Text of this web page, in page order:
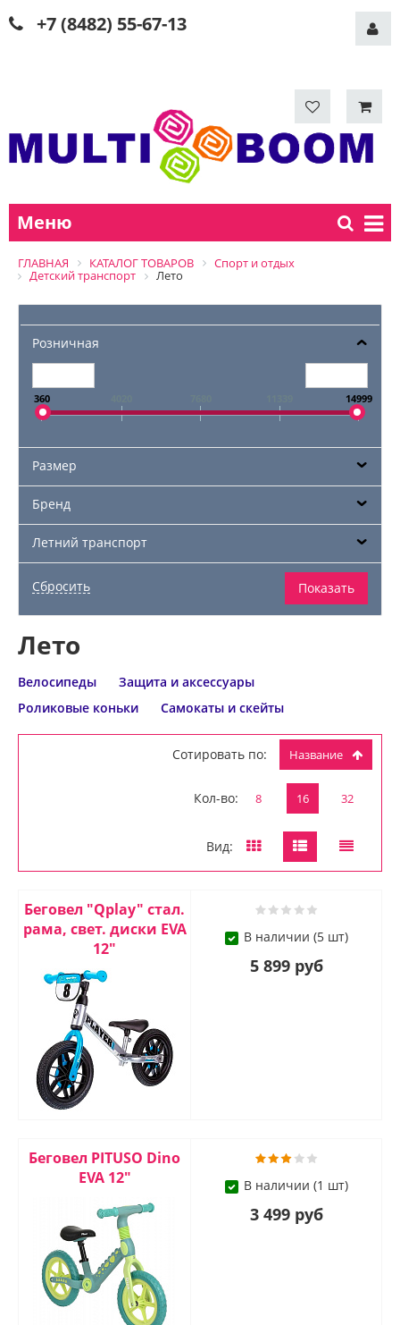
+7 (8482) 55-67-13
Меню
ГЛАВНАЯ КАТАЛОГ ТОВАРОВ
Спорт и отдых
Детский транспорт
Лето
Розничная
360 14999
Размер
Бренд
Летний транспорт
Лето
Велосипеды
Защита и аксессуары
Роликовые коньки
Самокаты и скейты
Сотировать по: Название
Кол-во: 8 16 32
Вид:
Беговел "Qplay" стал.
рама, свет. диски EVA
12"
В наличии (5 шт)
5 899 руб
Беговел PITUSO Dino
EVA 12"
В наличии (1 шт)
3 499 руб